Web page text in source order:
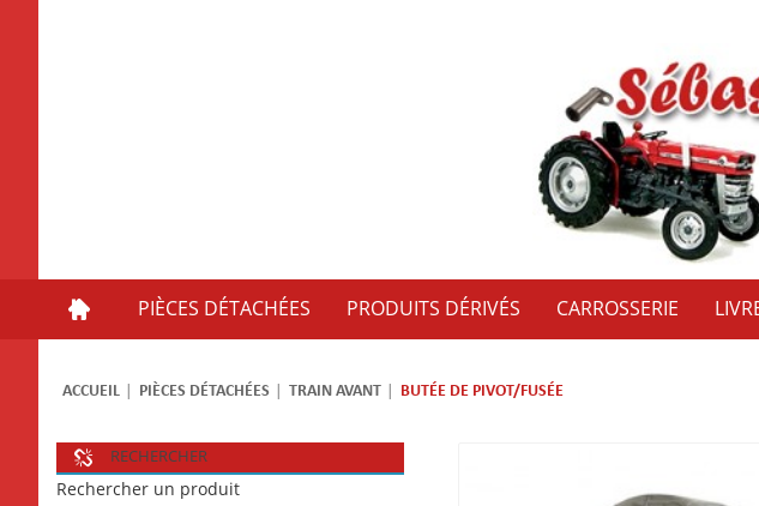
PIÈCES DÉTACHÉES PRODUITS DÉRIVÉS CARROSSERIE
ACCUEIL PIÈCES DÉTACHÉES TRAIN AVANT BUTÉE DE PIVOT/FUSÉE
RECHERCHER
Rechercher un produit